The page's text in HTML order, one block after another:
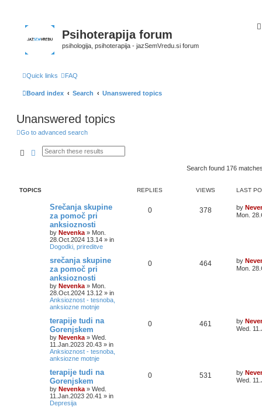
Psihoterapija forum
psihologija, psihoterapija - jazSemVredu.si forum
Quick links FAQ
Board index Search Unanswered topics
Unanswered topics
Go to advanced search
SearchAdvanced search
Search found 176
TOPICS REPLIES VIEWS LAST
Srečanja skupine
za pomoč pri
anksioznosti
by Nevenka » Mon.
28.Oct.2024 13.14 » in
Dogodki, prireditve
0 378 by
Mon.
srečanja skupine
za pomoč pri
anksioznosti
by Nevenka » Mon.
28.Oct.2024 13.12 » in
Anksioznost - tesnoba,
anksiozne motnje
0 464 by
Mon.
terapije tudi na
Gorenjskem
by Nevenka » Wed.
11.Jan.2023 20.43 » in
Anksioznost - tesnoba,
anksiozne motnje
0 461 by
Wed.
terapije tudi na
Gorenjskem
by Nevenka » Wed.
11.Jan.2023 20.41 » in
Depresija
0 531 by
Wed.